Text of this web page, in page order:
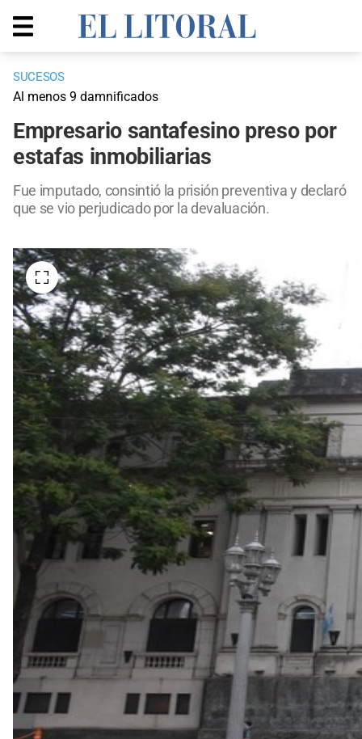
SUCESOS
Al menos 9 damnificados
Empresario santafesino preso por
estafas inmobiliarias
Fue imputado, consintió la prisión preventiva y declaró
que se vio perjudicado por la devaluación.